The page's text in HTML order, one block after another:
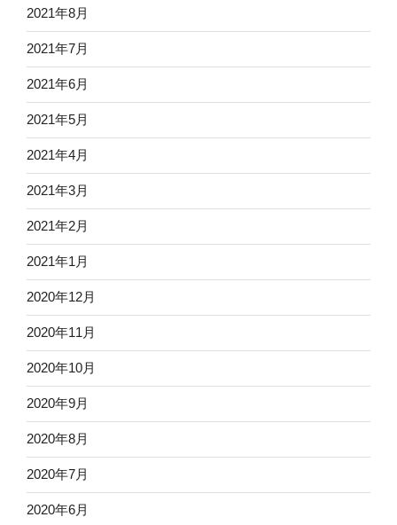
2021年8月
2021年7月
2021年6月
2021年5月
2021年4月
2021年3月
2021年2月
2021年1月
2020年12月
2020年11月
2020年10月
2020年9月
2020年8月
2020年7月
2020年6月